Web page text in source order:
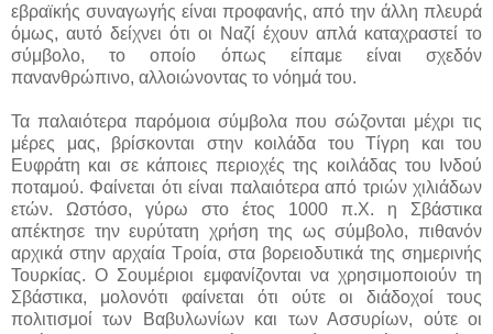
εβραϊκής συναγωγής είναι προφανής, από την άλλη πλευρά
όμως, αυτό δείχνει ότι οι Ναζί έχουν απλά καταχραστεί το
σύμβολο, το οποίο όπως είπαμε είναι σχεδόν
πανανθρώπινο, αλλοιώνοντας το νόημά του.
Τα παλαιότερα παρόμοια σύμβολα που σώζονται μέχρι τις
μέρες μας, βρίσκονται στην κοιλάδα του Τίγρη και του
Ευφράτη και σε κάποιες περιοχές της κοιλάδας του Ινδού
ποταμού. Φαίνεται ότι είναι παλαιότερα από τριών χιλιάδων
ετών. Ωστόσο, γύρω στο έτος 1000 π.Χ. η Σβάστικα
απέκτησε την ευρύτατη χρήση της ως σύμβολο, πιθανόν
αρχικά στην αρχαία Τροία, στα βορειοδυτικά της σημερινής
Τουρκίας. Ο Σουμέριοι εμφανίζονται να χρησιμοποιούν τη
Σβάστικα, μολονότι φαίνεται ότι ούτε οι διάδοχοί τους
πολιτισμοί των Βαβυλωνίων και των Ασσυρίων, ούτε οι